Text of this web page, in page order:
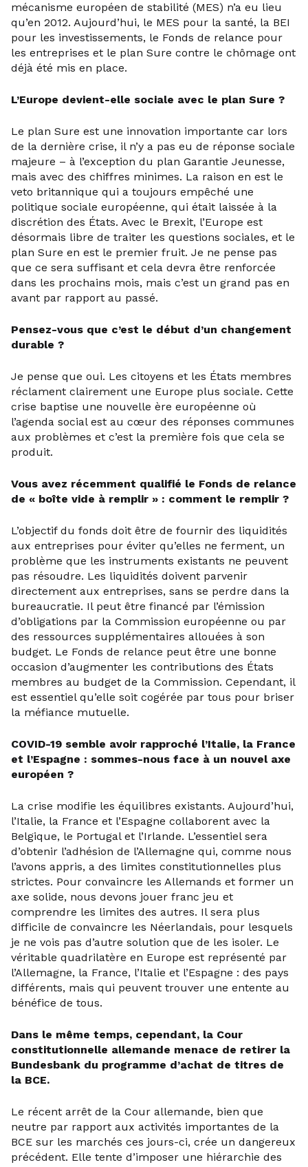
mécanisme européen de stabilité (MES) n’a eu lieu
qu’en 2012. Aujourd’hui, le MES pour la santé, la BEI
pour les investissements, le Fonds de relance pour
les entreprises et le plan Sure contre le chômage ont
déjà été mis en place.
L’Europe devient-elle sociale avec le plan Sure ?
Le plan Sure est une innovation importante car lors
de la dernière crise, il n’y a pas eu de réponse sociale
majeure – à l’exception du plan Garantie Jeunesse,
mais avec des chiffres minimes. La raison en est le
veto britannique qui a toujours empêché une
politique sociale européenne, qui était laissée à la
discrétion des États. Avec le Brexit, l’Europe est
désormais libre de traiter les questions sociales, et le
plan Sure en est le premier fruit. Je ne pense pas
que ce sera suffisant et cela devra être renforcée
dans les prochains mois, mais c’est un grand pas en
avant par rapport au passé.
Pensez-vous que c’est le début d’un changement
durable ?
Je pense que oui. Les citoyens et les États membres
réclament clairement une Europe plus sociale. Cette
crise baptise une nouvelle ère européenne où
l’agenda social est au cœur des réponses communes
aux problèmes et c’est la première fois que cela se
produit.
Vous avez récemment qualifié le Fonds de relance
de « boîte vide à remplir » : comment le remplir ?
L’objectif du fonds doit être de fournir des liquidités
aux entreprises pour éviter qu’elles ne ferment, un
problème que les instruments existants ne peuvent
pas résoudre. Les liquidités doivent parvenir
directement aux entreprises, sans se perdre dans la
bureaucratie. Il peut être financé par l’émission
d’obligations par la Commission européenne ou par
des ressources supplémentaires allouées à son
budget. Le Fonds de relance peut être une bonne
occasion d’augmenter les contributions des États
membres au budget de la Commission. Cependant, il
est essentiel qu’elle soit cogérée par tous pour briser
la méfiance mutuelle.
COVID-19 semble avoir rapproché l’Italie, la France
et l’Espagne : sommes-nous face à un nouvel axe
européen ?
La crise modifie les équilibres existants. Aujourd’hui,
l’Italie, la France et l’Espagne collaborent avec la
Belgique, le Portugal et l’Irlande. L’essentiel sera
d’obtenir l’adhésion de l’Allemagne qui, comme nous
l’avons appris, a des limites constitutionnelles plus
strictes. Pour convaincre les Allemands et former un
axe solide, nous devons jouer franc jeu et
comprendre les limites des autres. Il sera plus
difficile de convaincre les Néerlandais, pour lesquels
je ne vois pas d’autre solution que de les isoler. Le
véritable quadrilatère en Europe est représenté par
l’Allemagne, la France, l’Italie et l’Espagne : des pays
différents, mais qui peuvent trouver une entente au
bénéfice de tous.
Dans le même temps, cependant, la Cour
constitutionnelle allemande menace de retirer la
Bundesbank du programme d’achat de titres de
la BCE.
Le récent arrêt de la Cour allemande, bien que
neutre par rapport aux activités importantes de la
BCE sur les marchés ces jours-ci, crée un dangereux
précédent. Elle tente d’imposer une hiérarchie des